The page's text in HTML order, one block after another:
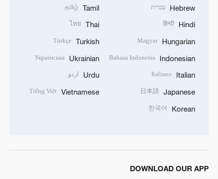
Hebrew עברית
Hindi
हिन्दी
Hungarian
Magyar
Indonesian
Bahasa Indonesia
Italian
Italiano
Japanese
日本語
Korean
한국어
Tamil
தமிழ்
Thai
ไทย
Turkish
Türkçe
Ukrainian
Українська
Urdu اردو
Vietnamese
Tiếng Việt
DOWNLOAD OUR APP